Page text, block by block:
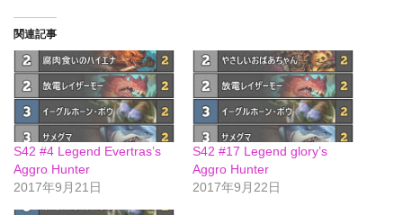
関連記事
S42 #4 Legend Evertras’s
Aggro Hunter
2017年9月21日
S42 #17 Legend glory’s
Aggro Hunter
2017年9月22日